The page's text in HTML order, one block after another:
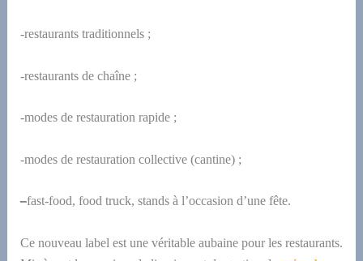
-restaurants traditionnels ;
-restaurants de chaîne ;
-modes de restauration rapide ;
-modes de restauration collective (cantine) ;
–fast-food, food truck, stands à l’occasion d’une fête.
Ce nouveau label est une véritable aubaine pour les restaurants.